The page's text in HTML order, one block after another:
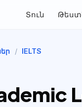
Տուն
/ IELTS